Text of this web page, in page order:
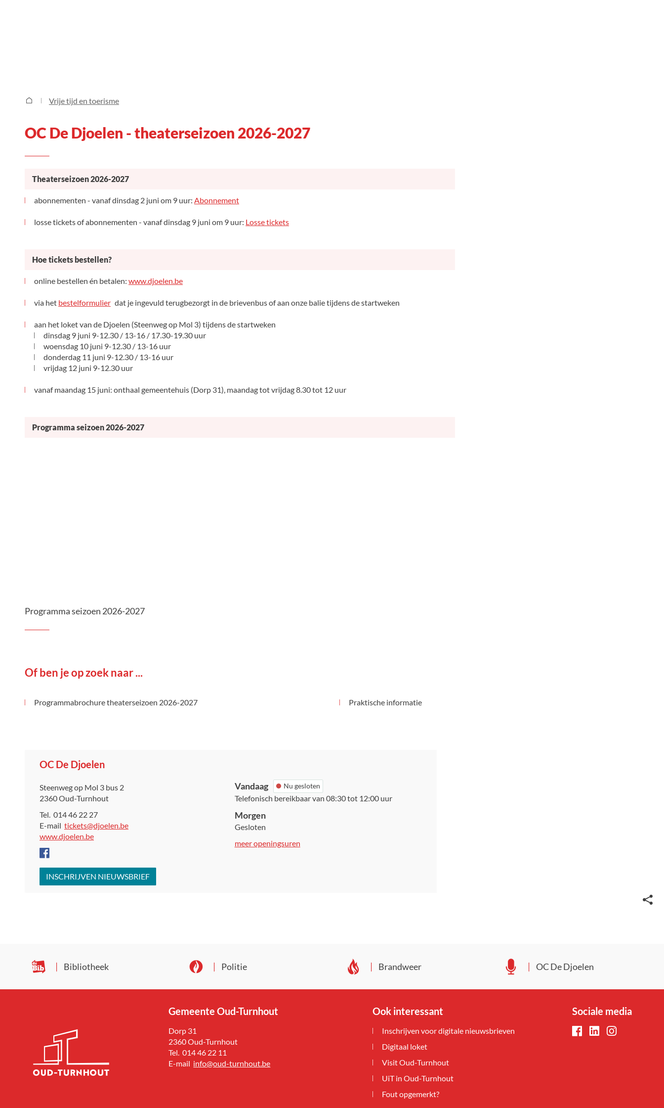
Vrije tijd en toerisme
OC De Djoelen - theaterseizoen 2026-2027
OC De Djoelen - theaterseizoen 2026-2027
Theaterseizoen 2026-2027
abonnementen - vanaf dinsdag 2 juni om 9 uur: Abonnement
losse tickets of abonnementen - vanaf dinsdag 9 juni om 9 uur: Losse tickets
Hoe tickets bestellen?
online bestellen én betalen: www.djoelen.be
via het bestelformulier dat je ingevuld terugbezorgt in de brievenbus of aan onze balie tijdens de startweken
aan het loket van de Djoelen (Steenweg op Mol 3) tijdens de startweken
dinsdag 9 juni 9-12.30 / 13-16 / 17.30-19.30 uur
woensdag 10 juni 9-12.30 / 13-16 uur
donderdag 11 juni 9-12.30 / 13-16 uur
vrijdag 12 juni 9-12.30 uur
vanaf maandag 15 juni: onthaal gemeentehuis (Dorp 31), maandag tot vrijdag 8.30 tot 12 uur
Programma seizoen 2026-2027
Programma seizoen 2026-2027
Of ben je op zoek naar ...
Programmabrochure theaterseizoen 2026-2027 Praktische informatie
OC De Djoelen
Adres
Steenweg op Mol 3 bus 2
,2360Oud-Turnhout
Tel. 014 46 22 27
E-
mail
tickets@djoelen.be
Website
www.djoelen.be
OC
De
INSCHRIJVEN NIEUWSBRIEF
Vandaag Nu gesloten
Telefonisch bereikbaar van 08:30tot 12:00 uur
Morgen
Gesloten
meer openingsurenOC
Bibliotheek Politie Brandweer OC De Djoelen
Gemeente Oud-Turnhout
Adres
Dorp 31
,2360Oud-Turnhout
Tel. 014 46 22 11
E-
info@oud-turnhout.be
Ook interessant
Inschrijven voor digitale nieuwsbrieven
Digitaal loket
Visit Oud-Turnhout
UiT in Oud-Turnhout
Fout opgemerkt?
Sociale media